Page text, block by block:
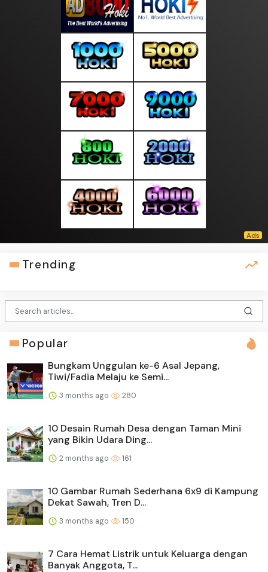
Trending
Popular
Bungkam Unggulan ke-6 Asal Jepang,
Tiwi/Fadia Melaju ke Semi...
3 months ago 280
10 Desain Rumah Desa dengan Taman Mini
yang Bikin Udara Ding...
2 months ago 161
10 Gambar Rumah Sederhana 6x9 di Kampung
Dekat Sawah, Tren D...
3 months ago 150
7 Cara Hemat Listrik untuk Keluarga dengan
Banyak Anggota, T...